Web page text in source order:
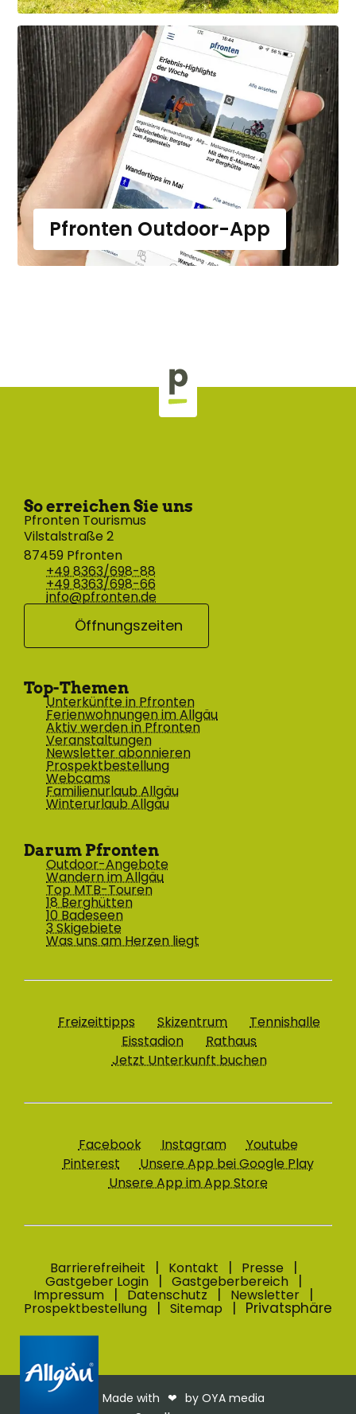
Pfronten Outdoor-App
So erreichen Sie uns
Pfronten Tourismus
Vilstalstraße 2
87459 Pfronten
+49 8363/698-88
+49 8363/698-66
info@pfronten.de
Öffnungszeiten
Top-Themen
Unterkünfte in Pfronten
Ferienwohnungen im Allgäu
Aktiv werden in Pfronten
Veranstaltungen
Newsletter abonnieren
Prospektbestellung
Webcams
Familienurlaub Allgäu
Winterurlaub Allgäu
Darum Pfronten
Outdoor-Angebote
Wandern im Allgäu
Top MTB-Touren
18 Berghütten
10 Badeseen
3 Skigebiete
Was uns am Herzen liegt
Freizeittipps Skizentrum
Tennishalle
Eisstadion
Rathaus
Jetzt Unterkunft buchen
Facebook Instagram
Youtube
Pinterest
Unsere App bei Google Play
Unsere App im App Store
Barrierefreiheit Kontakt Presse
Gastgeber Login Gastgeberbereich
Impressum Datenschutz Newsletter
Prospektbestellung Sitemap Privatsphäre
Made with ❤︎ by OYA media